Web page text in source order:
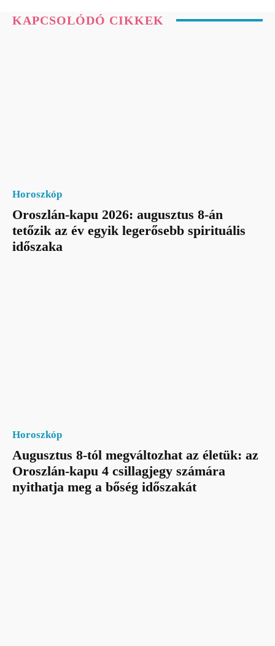
KAPCSOLÓDÓ CIKKEK
Horoszkóp
Oroszlán-kapu 2026: augusztus 8-án
tetőzik az év egyik legerősebb spirituális
időszaka
Horoszkóp
Augusztus 8-tól megváltozhat az életük: az
Oroszlán-kapu 4 csillagjegy számára
nyithatja meg a bőség időszakát